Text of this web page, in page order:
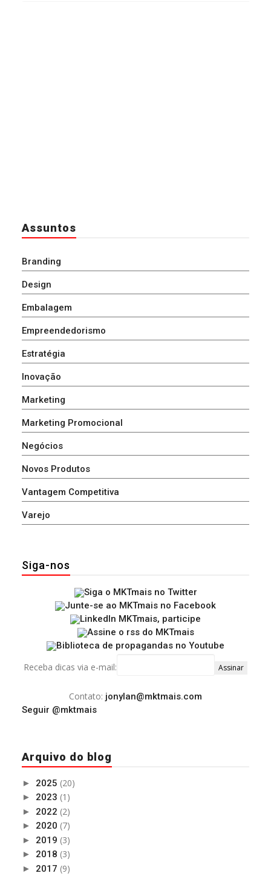
Assuntos
Branding
Design
Embalagem
Empreendedorismo
Estratégia
Inovação
Marketing
Marketing Promocional
Negócios
Novos Produtos
Vantagem Competitiva
Varejo
Siga-nos
Receba dicas via e-mail:
Contato: jonylan@mktmais.com
Seguir @mktmais
Arquivo do blog
► 2025 (20)
► 2023 (1)
► 2022 (2)
► 2020 (7)
► 2019 (3)
► 2018 (3)
► 2017 (9)